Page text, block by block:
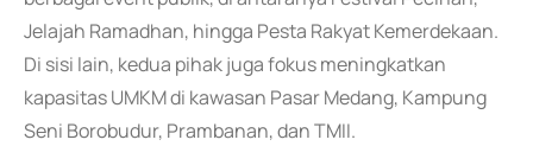
Jelajah Ramadhan, hingga Pesta Rakyat Kemerdekaan.
Di sisi lain, kedua pihak juga fokus meningkatkan
kapasitas UMKM di kawasan Pasar Medang, Kampung
Seni Borobudur, Prambanan, dan TMII.